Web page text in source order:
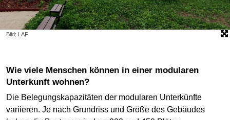
Bild: LAF
Wie viele Menschen können in einer modularen
Unterkunft wohnen?
Die Belegungskapazitäten der modularen Unterkünfte
variieren. Je nach Grundriss und Größe des Gebäudes